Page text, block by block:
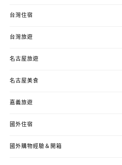
台灣住宿
台灣旅遊
名古屋旅遊
名古屋美食
嘉義旅遊
國外住宿
國外購物經驗＆開箱